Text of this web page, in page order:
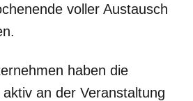
voller Austausch
haben die
an der Veranstaltung